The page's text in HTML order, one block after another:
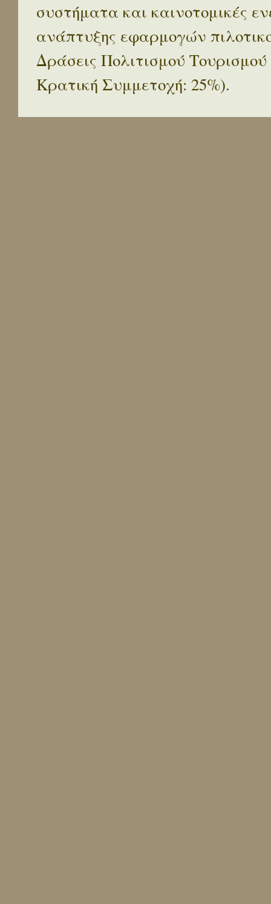
συστήματα και καινοτομικές
ανάπτυξης εφαρμογών
Δράσεις Πολιτισμού
Κρατική Συμμετοχή: 25%).